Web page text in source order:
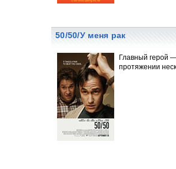
50/50/У меня рак
Главный герой
протяжении